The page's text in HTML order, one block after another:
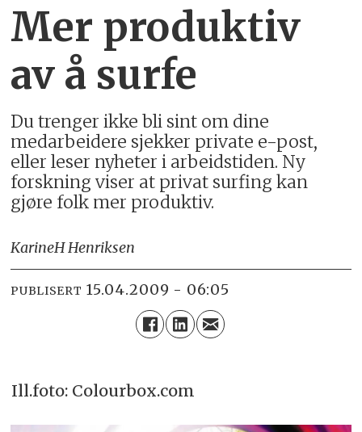
Mer produktiv
av å surfe
Du trenger ikke bli sint om dine
medarbeidere sjekker private e-post,
eller leser nyheter i arbeidstiden. Ny
forskning viser at privat surfing kan
gjøre folk mer produktiv.
KarineH Henriksen
PUBLISERT 15.04.2009 - 06:05
Ill.foto: Colourbox.com